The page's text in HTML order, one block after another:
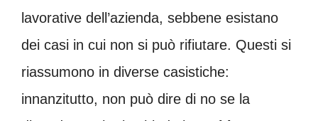
lavorative dell’azienda, sebbene esistano
dei casi in cui non si può rifiutare. Questi si
riassumono in diverse casistiche:
innanzitutto, non può dire di no se la